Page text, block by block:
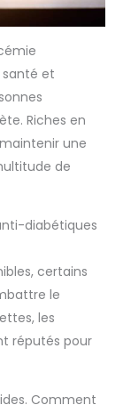
santé et
Riches en
une
de
diabétiques
certains
le
les
réputés pour
Comment